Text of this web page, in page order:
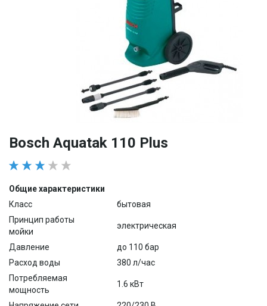
Bosch Aquatak 110 Plus
Общие характеристики
Класс
бытовая
Принцип работы
мойки
электрическая
Давление
до 110 бар
Расход воды
380 л/час
Потребляемая
мощность
1.6 кВт